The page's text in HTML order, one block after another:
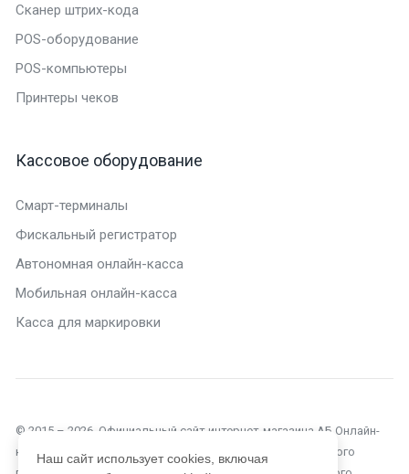
Сканер штрих-кода
POS-оборудование
POS-компьютеры
Принтеры чеков
Кассовое оборудование
Смарт-терминалы
Фискальный регистратор
Автономная онлайн-касса
Мобильная онлайн-касса
Касса для маркировки
© 2015 – 2026. Официальный сайт интернет-магазина АБ Онлайн-
касса в Анапе. Текущий сайт является объектом авторского
Наш сайт использует cookies, включая